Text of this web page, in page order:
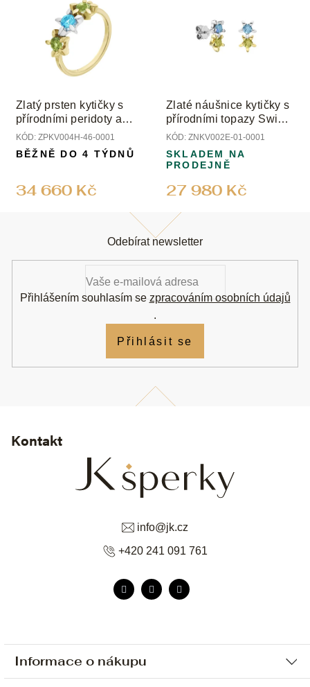
Zlatý prsten kytičky s
přírodními peridoty a
topazem
KÓD: ZPKV004H-46-0001
34 660 Kč
BĚŽNĚ DO 4 TÝDNŮ
Zlaté náušnice kytičky s
přírodními topazy Swiss
a peridoty
KÓD: ZNKV002E-01-0001
27 980 Kč
SKLADEM NA
PRODEJNĚ
Informace o nákupu
Kontakt
info@jk.cz
+420 241 091 761
Odebírat newsletter
Přihlášením souhlasím se zpracováním osobních údajů
.
Přihlásit se